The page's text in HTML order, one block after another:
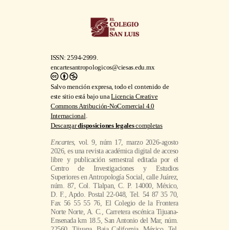
Salvo mención expresa, todo el contenido de
este sitio está bajo unaLicencia Creative
Internacional .
disposiciones legales completas
Encartes, vol. 9, núm 17, marzo 2026-agosto
2026, es una revista académica digital de acceso
libre y publicación semestral editada por el
Centro de Investigaciones y Estudios
Superiores en Antropología Social, calle Juárez,
núm. 87, Col. Tlalpan, C. P. 14000, México,
D. F., Apdo. Postal 22-048, Tel. 54 87 35 70,
Fax 56 55 55 76, El Colegio de la Frontera
Norte Norte, A. C., Carretera escénica Tijuana-
Ensenada km 18.5, San Antonio del Mar, núm.
22560, Tijuana, Baja California, México, Tel.
+52 (664) 631 6344, Instituto Tecnológico y de
Estudios Superiores de Occidente, A.C.,
Periférico Sur Manuel Gómez Morin, núm.
8585, Tlaquepaque, Jalisco, Tel. (33) 3669
3434, y El Colegio de San Luís, A. C., Parque
de Macul, núm. 155, Fracc. Colinas del
Parque, San Luis Potosi, México, Tel. (444)